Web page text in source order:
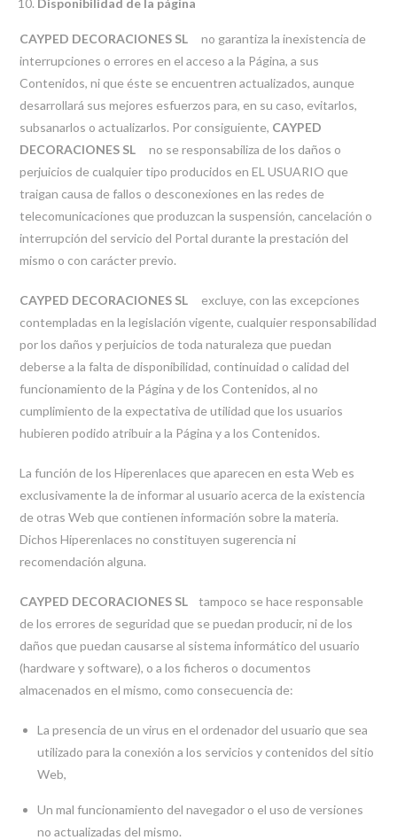
Disponibilidad de la página
CAYPED DECORACIONES SL no garantiza la inexistencia de
interrupciones o errores en el acceso a la Página, a sus
Contenidos, ni que éste se encuentren actualizados, aunque
desarrollará sus mejores esfuerzos para, en su caso, evitarlos,
subsanarlos o actualizarlos. Por consiguiente, CAYPED
DECORACIONES SL no se responsabiliza de los daños o
perjuicios de cualquier tipo producidos en EL USUARIO que
traigan causa de fallos o desconexiones en las redes de
telecomunicaciones que produzcan la suspensión, cancelación o
interrupción del servicio del Portal durante la prestación del
mismo o con carácter previo.
CAYPED DECORACIONES SL excluye, con las excepciones
contempladas en la legislación vigente, cualquier responsabilidad
por los daños y perjuicios de toda naturaleza que puedan
deberse a la falta de disponibilidad, continuidad o calidad del
funcionamiento de la Página y de los Contenidos, al no
cumplimiento de la expectativa de utilidad que los usuarios
hubieren podido atribuir a la Página y a los Contenidos.
La función de los Hiperenlaces que aparecen en esta Web es
exclusivamente la de informar al usuario acerca de la existencia
de otras Web que contienen información sobre la materia.
Dichos Hiperenlaces no constituyen sugerencia ni
recomendación alguna.
CAYPED DECORACIONES SL tampoco se hace responsable
de los errores de seguridad que se puedan producir, ni de los
daños que puedan causarse al sistema informático del usuario
(hardware y software), o a los ficheros o documentos
almacenados en el mismo, como consecuencia de:
La presencia de un virus en el ordenador del usuario que sea
utilizado para la conexión a los servicios y contenidos del sitio
Web,
Un mal funcionamiento del navegador o el uso de versiones
no actualizadas del mismo.